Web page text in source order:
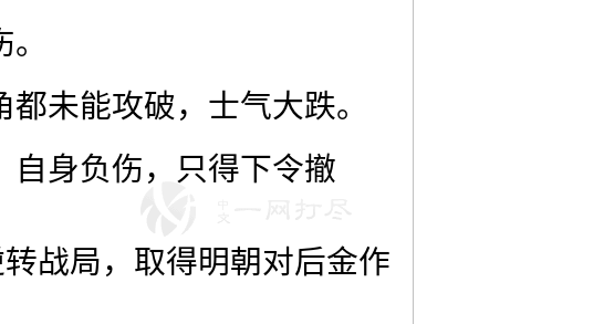
未能攻破，士气大跌。
自身负伤，只得下令撤
战局，取得明朝对后金作